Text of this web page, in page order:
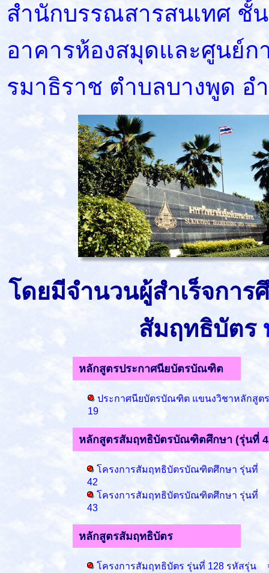
สำนักบรรณสารสนเทศ ชั้
อาคารห้องสมุดและศูนย์ก
รมาธิราช ตำบลบางพูด อ
โดยมีจำนวนผู้สำเร็จกา
สัมฤทธิบัตร
หลักสูตรประกาศนียบัตรบัณฑิต
ประกาศนียบัตรบัณฑิต แขนงวิชาหลักสูต
19
หลักสูตรสัมฤทธิบัตรบัณฑิตศึกษา (รุ่นที่
โครงการสัมฤทธิบัตรบัณฑิตศึกษา รุ่นที่
42
โครงการสัมฤทธิบัตรบัณฑิตศึกษา รุ่นที่
43
หลักสูตรสัมฤทธิบัตร
โครงการสัมฤทธิบัตร รุ่นที่ 128 รหัสรุ่น